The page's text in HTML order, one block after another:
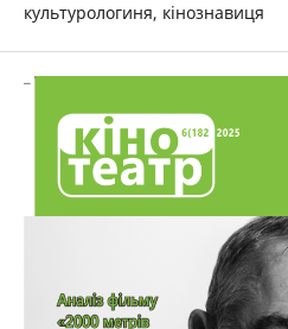
культурологиня, кінознавиця